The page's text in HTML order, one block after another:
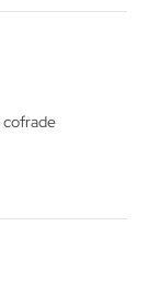
cofrade